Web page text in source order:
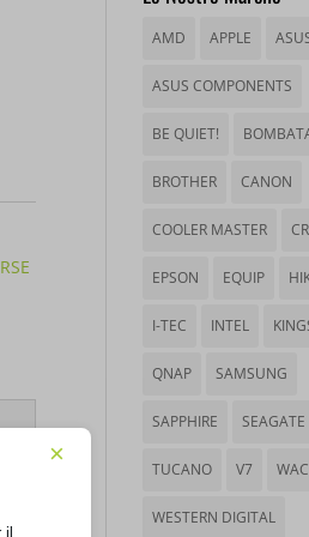
AMD APPLE ASUS
ASUS COMPONENTS
BE QUIET! BOMBATA
BROTHER CANON
COOLER MASTER
EPSON EQUIP
I-TEC INTEL
QNAP SAMSUNG
SAPPHIRE SEAGATE
TUCANO V7
WESTERN DIGITAL
×
il